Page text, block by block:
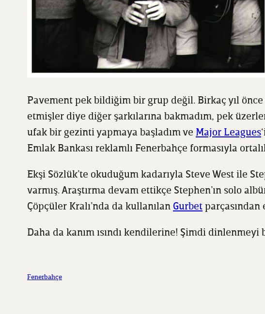
Pavement pek bildiğim bir grup değil. Birkaç yıl
etmişler diye diğer şarkılarına bakmadım, pek
ufak bir gezinti yapmaya başladım ve Major Leagues
Emlak Bankası reklamlı Fenerbahçe formasıyla
Ekşi Sözlük’te okuduğum kadarıyla Steve West ile
varmış. Araştırma devam ettikçe Stephen’ın solo
Çöpçüler Kralı’nda da kullanılan Gurbet
Daha da kanım ısındı kendilerine! Şimdi
Fenerbahçe